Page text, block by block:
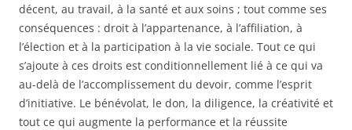
décent, au travail, à la santé et aux soins ; tout comme ses
conséquences : droit à l’appartenance, à l’affiliation, à
l’élection et à la participation à la vie sociale. Tout ce qui
s’ajoute à ces droits est conditionnellement lié à ce qui va
au-delà de l’accomplissement du devoir, comme l’esprit
d’initiative. Le bénévolat, le don, la diligence, la créativité et
tout ce qui augmente la performance et la réussite